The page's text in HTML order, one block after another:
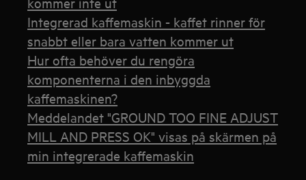
Integrerad kaffemaskin - kaffet rinner för
snabbt eller bara vatten kommer ut
Hur ofta behöver du rengöra
komponenterna i den inbyggda
kaffemaskinen?
Meddelandet "GROUND TOO FINE ADJUST
MILL AND PRESS OK" visas på skärmen på
min integrerade kaffemaskin